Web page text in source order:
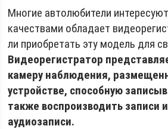
Многие автолюбители
качествами обладает
ли приобретать эту модель для
Видеорегистратор
камеру наблюдения,
устройстве, способную
также воспроизводить записи
аудиозаписи.